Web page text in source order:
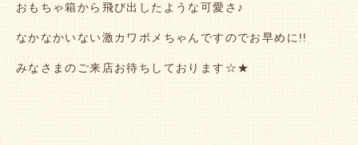
おもちゃ箱から飛び出したような可愛さ♪
なかなかいない激カワポメちゃんですのでお早めに!!
みなさまのご来店お待ちしております☆★